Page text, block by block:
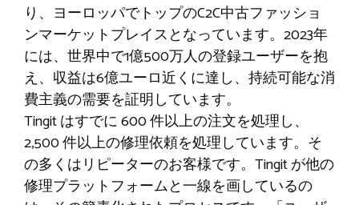
り、ヨーロッパでトップのC2C中古ファッショ
ンマーケットプレイスとなっています。2023年
には、世界中で1億500万人の登録ユーザーを抱
え、収益は6億ユーロ近くに達し、持続可能な消
費主義の需要を証明しています。
Tingit はすでに 600 件以上の注文を処理し、
2,500 件以上の修理依頼を処理しています。そ
の多くはリピーターのお客様です。Tingit が他の
修理プラットフォームと一線を画しているの